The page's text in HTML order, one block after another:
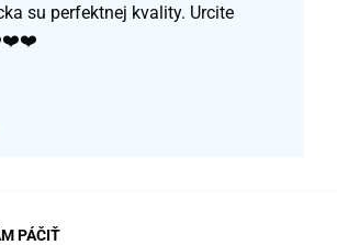
su perfektnej kvality. Urcite
PÁČIŤ